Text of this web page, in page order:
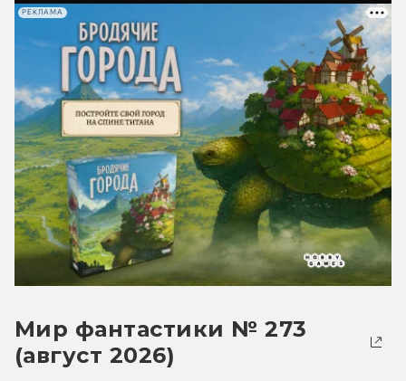
РЕКЛАМА
Мир фантастики № 273
(август 2026)